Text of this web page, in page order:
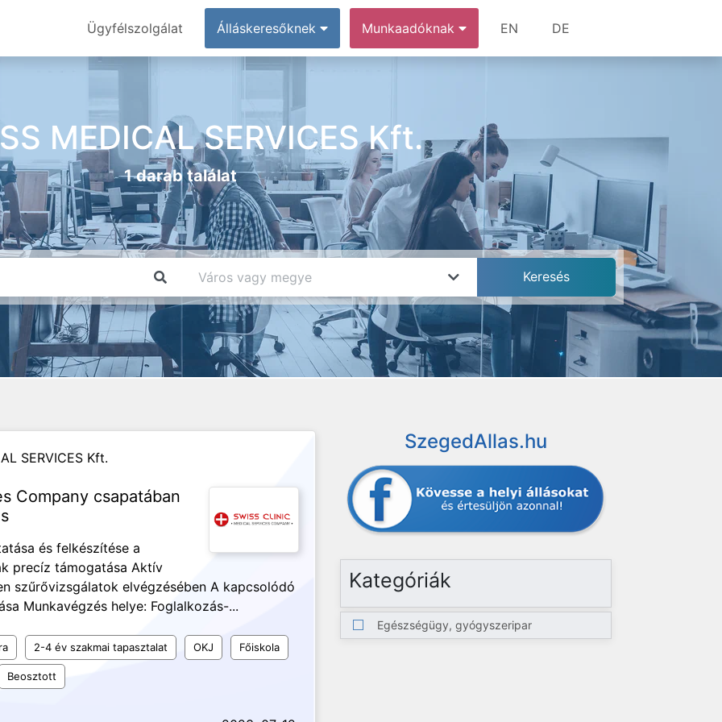
Ügyfélszolgálat Álláskeresőknek Munkaadóknak EN DE
MEDICAL SERVICES Kft.
1 darab találat
SERVICES Kft.
Company csapatában
és felkészítése a
precíz támogatása Aktív
szűrővizsgálatok elvégzésében A kapcsolódó
Munkavégzés helye: Foglalkozás-...
2-4 év szakmai tapasztalat OKJ Főiskola
Beosztott
SzegedAllas.hu
Kategóriák
Egészségügy, gyógyszeripar